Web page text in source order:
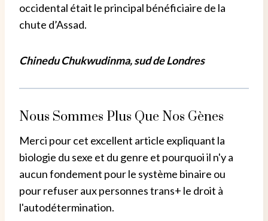
occidental était le principal bénéficiaire de la
chute d’Assad.
Chinedu Chukwudinma, sud de Londres
Nous Sommes Plus Que Nos Gènes
Merci pour cet excellent article expliquant la
biologie du sexe et du genre et pourquoi il n'y a
aucun fondement pour le système binaire ou
pour refuser aux personnes trans+ le droit à
l'autodétermination.